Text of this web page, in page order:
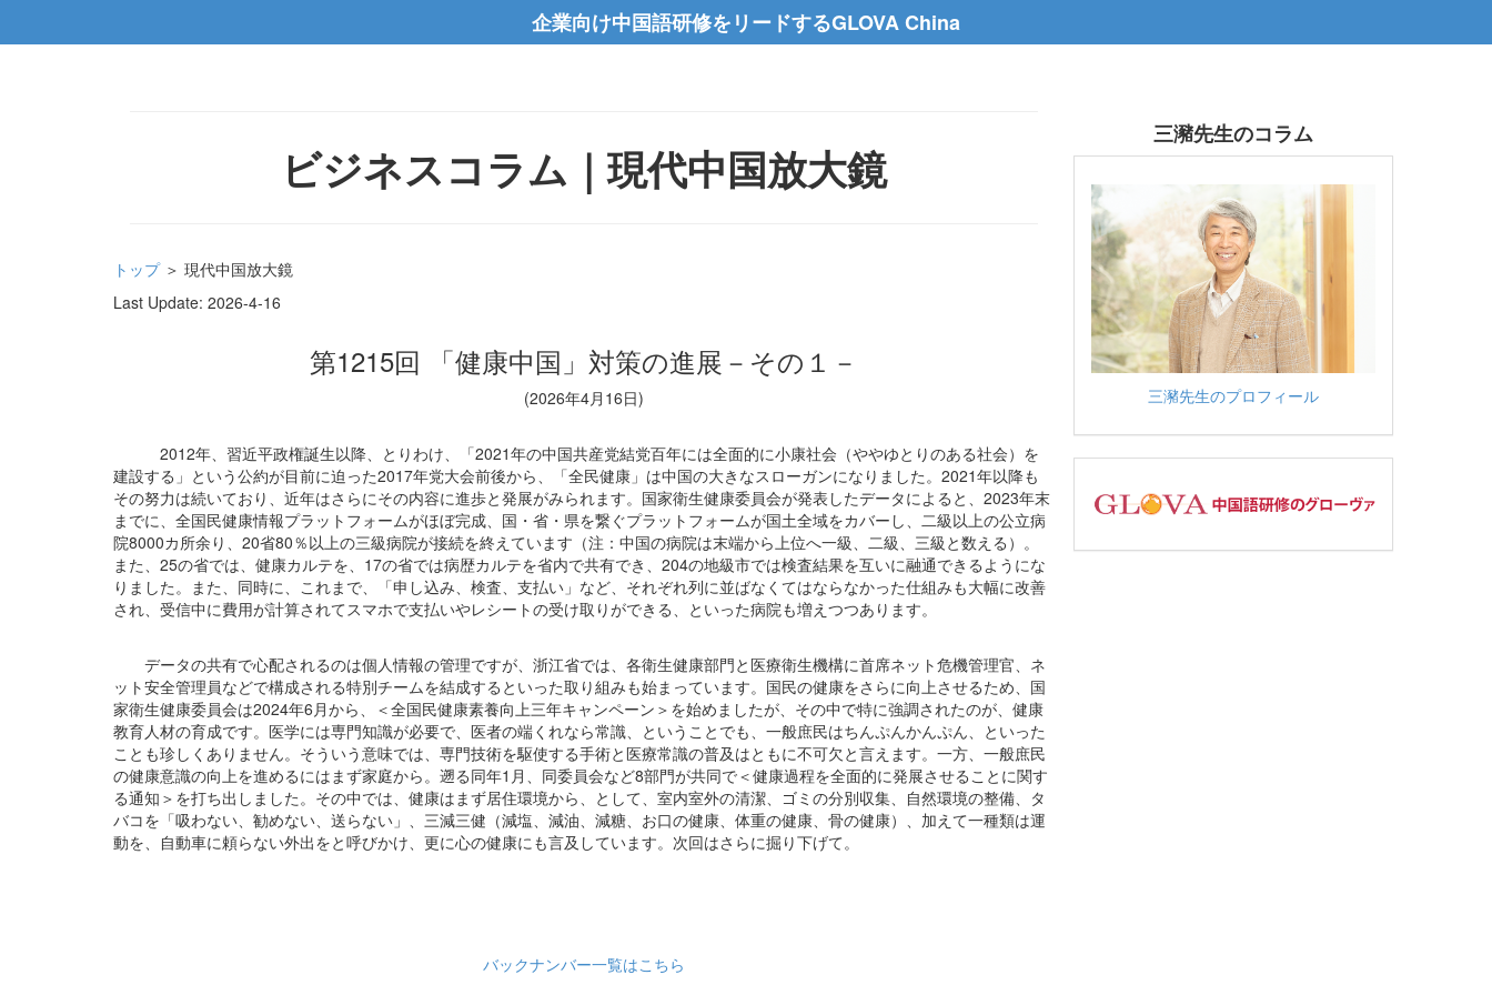
企業向け中国語研修をリードするGLOVA China
ビジネスコラム｜現代中国放大鏡
トップ＞ 現代中国放大鏡
Last Update: 2026-4-16
第1215回 「健康中国」対策の進展－その１－
(2026年4月16日)
2012年、習近平政権誕生以降、とりわけ、「2021年の中国共産党結党百年には全面的に小康社会（ややゆとりのある社会）を
建設する」という公約が目前に迫った2017年党大会前後から、「全民健康」は中国の大きなスローガンになりました。2021年以降も
その努力は続いており、近年はさらにその内容に進歩と発展がみられます。国家衛生健康委員会が発表したデータによると、2023年末
までに、全国民健康情報プラットフォームがほぼ完成、国・省・県を繋ぐプラットフォームが国土全域をカバーし、二級以上の公立病
院8000カ所余り、20省80％以上の三級病院が接続を終えています（注：中国の病院は末端から上位へ一級、二級、三級と数える）。
また、25の省では、健康カルテを、17の省では病歴カルテを省内で共有でき、204の地級市では検査結果を互いに融通できるようにな
りました。また、同時に、これまで、「申し込み、検査、支払い」など、それぞれ列に並ばなくてはならなかった仕組みも大幅に改善
され、受信中に費用が計算されてスマホで支払いやレシートの受け取りができる、といった病院も増えつつあります。
データの共有で心配されるのは個人情報の管理ですが、浙江省では、各衛生健康部門と医療衛生機構に首席ネット危機管理官、ネ
ット安全管理員などで構成される特別チームを結成するといった取り組みも始まっています。国民の健康をさらに向上させるため、国
家衛生健康委員会は2024年6月から、＜全国民健康素養向上三年キャンペーン＞を始めましたが、その中で特に強調されたのが、健康
教育人材の育成です。医学には専門知識が必要で、医者の端くれなら常識、ということでも、一般庶民はちんぷんかんぷん、といった
ことも珍しくありません。そういう意味では、専門技術を駆使する手術と医療常識の普及はともに不可欠と言えます。一方、一般庶民
の健康意識の向上を進めるにはまず家庭から。遡る同年1月、同委員会など8部門が共同で＜健康過程を全面的に発展させることに関す
る通知＞を打ち出しました。その中では、健康はまず居住環境から、として、室内室外の清潔、ゴミの分別収集、自然環境の整備、タ
バコを「吸わない、勧めない、送らない」、三減三健（減塩、減油、減糖、お口の健康、体重の健康、骨の健康）、加えて一種類は運
動を、自動車に頼らない外出をと呼びかけ、更に心の健康にも言及しています。次回はさらに掘り下げて。
バックナンバー一覧はこちら
三瀦先生のコラム
三瀦先生のプロフィール